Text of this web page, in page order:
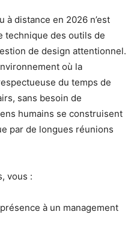
distance en 2026 n’est
technique des outils de
de design attentionnel.
où la
du temps de
sans besoin de
humains se construisent
par de longues réunions
vous :
à un management